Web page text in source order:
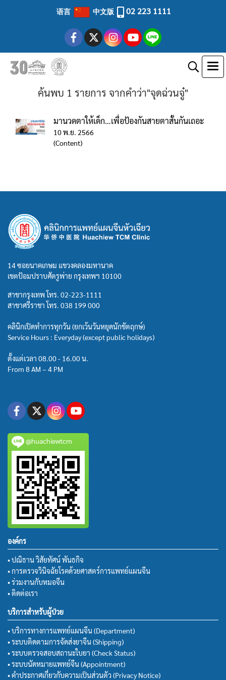
语言 中文版 02 223 1111
ค้นพบ 1 รายการ จากคำว่า"จุดฉ่วนจู๋"
มานวดตาให้เด็ก…เพื่อป้องกันสายตาสั้นกันเถอะ
10 พ.ย. 2566
(Content)
14 ซอยนาคเกษม แขวงคลองมหานาค
เขตป้อมปราบศัตรูพ่าย กรุงเทพฯ 10100
สาขากรุงเทพ โทร. 02-223-1111
สาขาศรีราชา โทร. 038 199 000
คลินิกเปิดทำการทุกวัน (ยกเว้นวันหยุดนักขัตฤกษ์)
Service Hours : Everyday (except public holidays)
ตั้งแต่เวลา 08.00 - 16.00 น.
From 8 AM – 4 PM
@huachiewtcm
องค์กร
• ปณิธาน วิสัยทัศน์ พันธกิจ
• การตรวจวินิจฉัยโรคด้วยศาสตร์การแพทย์แผนจีน
• ร่วมงานกับหมอจีน
• ติดต่อเรา
บริการสำหรับผู้ป่วย
• บริการทางการแพทย์แผนจีน (Department)
• ระบบติดตามการจัดส่งยาจีน (Shipping)
• ระบบตรวจสอบสถานะใบยา (Check Status)
• ระบบนัดหมายแพทย์จีน (Appointment)
• คำประกาศเกี่ยวกับความเป็นส่วนตัว (Privacy Notice)